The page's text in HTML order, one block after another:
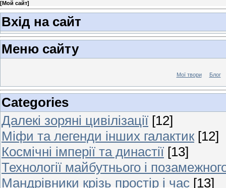
[Мой сайт]
Вхід на сайт
Меню сайту
Мої твори Блог
Categories
Далекі зоряні цивілізації [12]
Міфи та легенди інших галактик [12]
Космічні імперії та династії [13]
Технології майбутнього і
Мандрівники крізь простір і час [13]